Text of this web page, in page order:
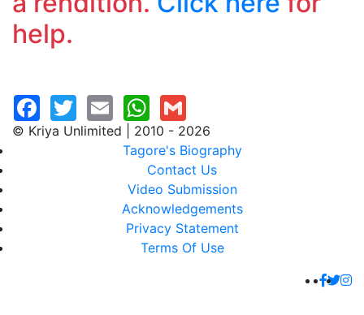
help.
© Kriya Unlimited | 2010 - 2026
Tagore's Biography
Contact Us
Video Submission
Acknowledgements
Privacy Statement
Terms Of Use